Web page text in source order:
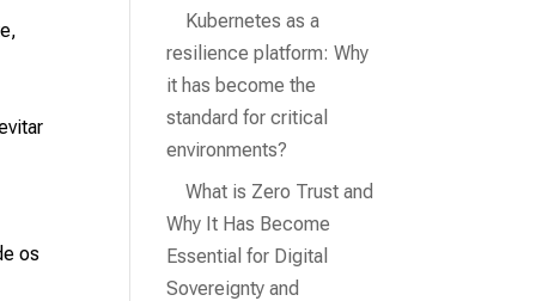
os
Kubernetes as a
resilience platform: Why
it has become the
standard for critical
environments?
What is Zero Trust and
Why It Has Become
Essential for Digital
Sovereignty and